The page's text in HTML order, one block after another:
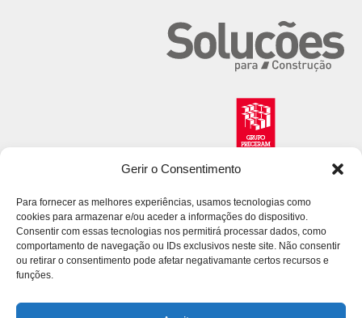
Gerir o Consentimento
Para fornecer as melhores experiências, usamos tecnologias como
cookies para armazenar e/ou aceder a informações do dispositivo.
Consentir com essas tecnologias nos permitirá processar dados, como
comportamento de navegação ou IDs exclusivos neste site. Não consentir
ou retirar o consentimento pode afetar negativamante certos recursos e
funções.